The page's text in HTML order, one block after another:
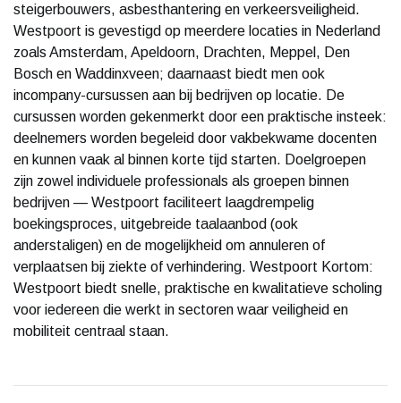
steigerbouwers, asbesthantering en verkeersveiligheid.
Westpoort is gevestigd op meerdere locaties in Nederland
zoals Amsterdam, Apeldoorn, Drachten, Meppel, Den
Bosch en Waddinxveen; daarnaast biedt men ook
incompany-cursussen aan bij bedrijven op locatie. De
cursussen worden gekenmerkt door een praktische insteek:
deelnemers worden begeleid door vakbekwame docenten
en kunnen vaak al binnen korte tijd starten. Doelgroepen
zijn zowel individuele professionals als groepen binnen
bedrijven — Westpoort faciliteert laagdrempelig
boekingsproces, uitgebreide taalaanbod (ook
anderstaligen) en de mogelijkheid om annuleren of
verplaatsen bij ziekte of verhindering. Westpoort Kortom:
Westpoort biedt snelle, praktische en kwalitatieve scholing
voor iedereen die werkt in sectoren waar veiligheid en
mobiliteit centraal staan.